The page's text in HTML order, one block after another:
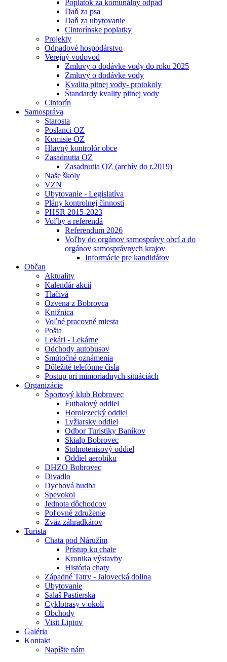
Poplatok za komunálny odpad
Daň za psa
Daň za ubytovanie
Cintorínske poplatky
Projekty
Odpadové hospodárstvo
Verejný vodovod
Zmluvy o dodávke vody do roku 2025
Zmluvy o dodávke vody
Kvalita pitnej vody- protokoly
Štandardy kvality pitnej vody
Cintorín
Samospráva
Starosta
Poslanci OZ
Komisie OZ
Hlavný kontrolór obce
Zasadnutia OZ
Zasadnutia OZ (archív do r.2019)
Naše školy
VZN
Ubytovanie - Legislatíva
Plány kontrolnej činnosti
PHSR 2015-2023
Voľby a referendá
Referendum 2026
Voľby do orgánov samosprávy obcí a do
orgánov samosprávnych krajov
Informácie pre kandidátov
Občan
Aktuality
Kalendár akcií
Tlačivá
Ozvena z Bobrovca
Knižnica
Voľné pracovné miesta
Pošta
Lekári - Lekárne
Odchody autobusov
Smútočné oznámenia
Dôležité telefónne čísla
Postup pri mimoriadnych situáciách
Organizácie
Športový klub Bobrovec
Futbalový oddiel
Horolezecký oddiel
Lyžiarsky oddiel
Odbor Turistiky Baníkov
Skialp Bobrovec
Stolnotenisový oddiel
Oddiel aerobiku
DHZO Bobrovec
Divadlo
Dychová hudba
Spevokol
Jednota dôchodcov
Poľovné združenie
Zväz záhradkárov
Turista
Chata pod Náružím
Prístup ku chate
Kronika výstavby
História chaty
Západné Tatry - Jalovecká dolina
Ubytovanie
Salaš Pastierska
Cyklotrasy v okolí
Obchody
Visit Liptov
Galéria
Kontakt
Napíšte nám